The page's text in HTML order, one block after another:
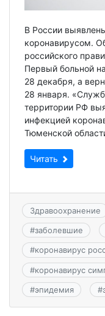
В России
коронавирусом.
российского
Первый больной
28 декабря, а
28 января.
территории РФ
инфекцией
Тюменской
Читать
Здравоохранение
#заболевшие
#коронавирус
#коронавирус
#эпидемия #